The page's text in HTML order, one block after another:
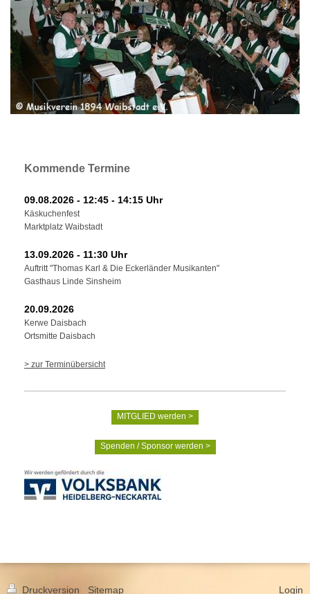
Kommende Termine
09.08.2026 - 12:45 - 14:15 Uhr
Käskuchenfest
Marktplatz Waibstadt
13.09.2026 - 11:30 Uhr
Auftritt "Thomas Karl & Die Eckerländer Musikanten"
Gasthaus Linde Sinsheim
20.09.2026
Kerwe Daisbach
Ortsmitte Daisbach
> zur Terminübersicht
MITGLIED werden >
Spenden / Sponsor werden >
Druckversion | Sitemap Login